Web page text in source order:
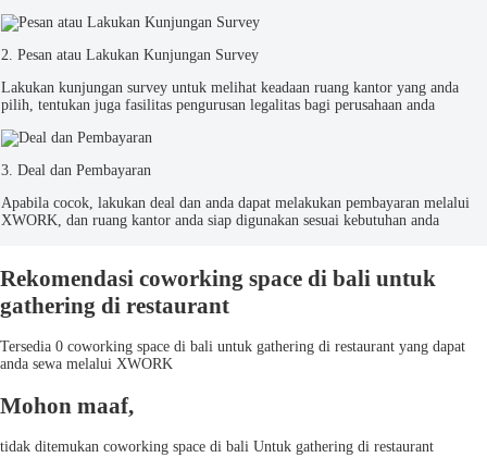
2. Pesan atau Lakukan Kunjungan Survey
Lakukan kunjungan survey untuk melihat keadaan ruang kantor yang anda
pilih, tentukan juga fasilitas pengurusan legalitas bagi perusahaan anda
3. Deal dan Pembayaran
Apabila cocok, lakukan deal dan anda dapat melakukan pembayaran melalui
XWORK, dan ruang kantor anda siap digunakan sesuai kebutuhan anda
Rekomendasi coworking space di bali untuk
gathering di restaurant
Tersedia 0 coworking space di bali untuk gathering di restaurant yang dapat
anda sewa melalui XWORK
Mohon maaf,
tidak ditemukan coworking space di bali Untuk gathering di restaurant